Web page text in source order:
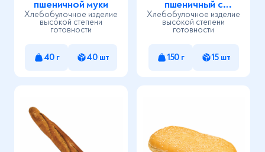
пшеничной муки
Хлебобулочное изделие
высокой степени
готовности
40 г 40 шт
пшеничный с
кунжутом
Хлебобулочное изделие
высокой степени
готовности
150 г 15 шт